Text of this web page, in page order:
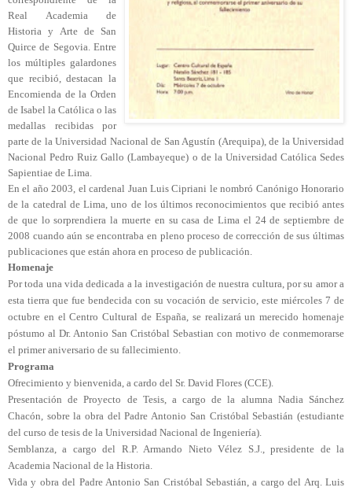
Real Academia de
Historia y Arte de San
Quirce de Segovia. Entre
los múltiples galardones
que recibió, destacan la
Encomienda de la Orden
de Isabel la Católica o las
medallas recibidas por
parte de la Universidad Nacional de San Agustín (Arequipa), de la Universidad
Nacional Pedro Ruiz Gallo (Lambayeque) o de la Universidad Católica Sedes
Sapientiae de Lima.
En el año 2003, el cardenal Juan Luis Cipriani le nombró Canónigo Honorario
de la catedral de Lima, uno de los últimos reconocimientos que recibió antes
de que lo sorprendiera la muerte en su casa de Lima el 24 de septiembre de
2008 cuando aún se encontraba en pleno proceso de corrección de sus últimas
publicaciones que están ahora en proceso de publicación.
Homenaje
Por toda una vida dedicada a la investigación de nuestra cultura, por su amor a
esta tierra que fue bendecida con su vocación de servicio, este miércoles 7 de
octubre en el Centro Cultural de España, se realizará un merecido homenaje
póstumo al Dr. Antonio San Cristóbal Sebastian con motivo de conmemorarse
el primer aniversario de su fallecimiento.
Programa
Ofrecimiento y bienvenida, a cardo del Sr. David Flores (CCE).
Presentación de Proyecto de Tesis, a cargo de la alumna Nadia Sánchez
Chacón, sobre la obra del Padre Antonio San Cristóbal Sebastián (estudiante
del curso de tesis de la Universidad Nacional de Ingeniería).
Semblanza, a cargo del R.P. Armando Nieto Vélez S.J., presidente de la
Academia Nacional de la Historia.
Vida y obra del Padre Antonio San Cristóbal Sebastián, a cargo del Arq. Luis